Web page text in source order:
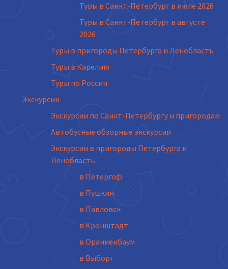
Туры в Санкт-Петербург в июле 2026
Туры в Санкт-Петербург в августе
2026
Туры в пригороды Петербурга и Ленобласть
Туры в Карелию
Туры по России
Экскурсии
Экскурсии по Санкт-Петербургу и пригородам
Автобусные обзорные экскурсии
Экскурсии в пригороды Петербурга и
Ленобласть
в Петергоф
в Пушкин
в Павловск
в Кронштадт
в Ораниенбаум
в Выборг